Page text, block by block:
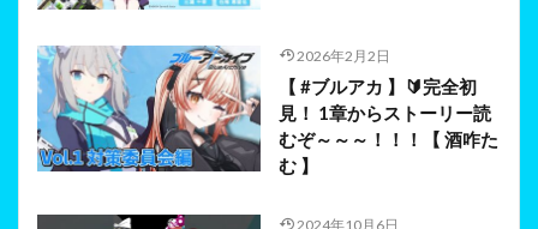
2026年2月2日
【 #ブルアカ 】🔰完全初
見！ 1章からストーリー読
むぞ～～～！！！【 酒咋た
む 】
2024年10月6日